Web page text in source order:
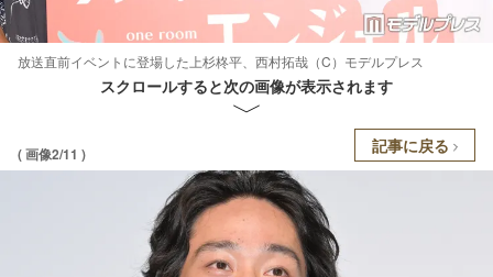
放送直前イベントに登場した上杉柊平、西村拓哉（C）モデルプレス
スクロールすると次の画像が表示されます
( 画像2/11 ) 記事に戻る